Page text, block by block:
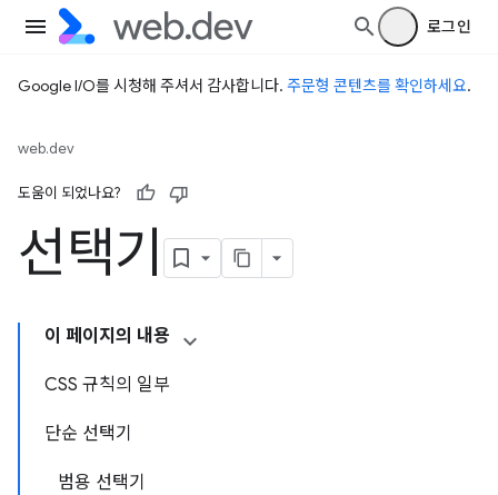
로그인
Google I/O를 시청해 주셔서 감사합니다. 주문형 콘텐츠를 확인하세요.
web.dev
도움이 되었나요?
선택기
이 페이지의 내용
CSS 규칙의 일부
단순 선택기
범용 선택기